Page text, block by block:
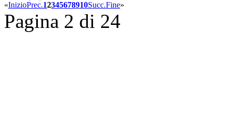
«InizioPrec.12345678910Succ.Fine»
Pagina 2 di 24